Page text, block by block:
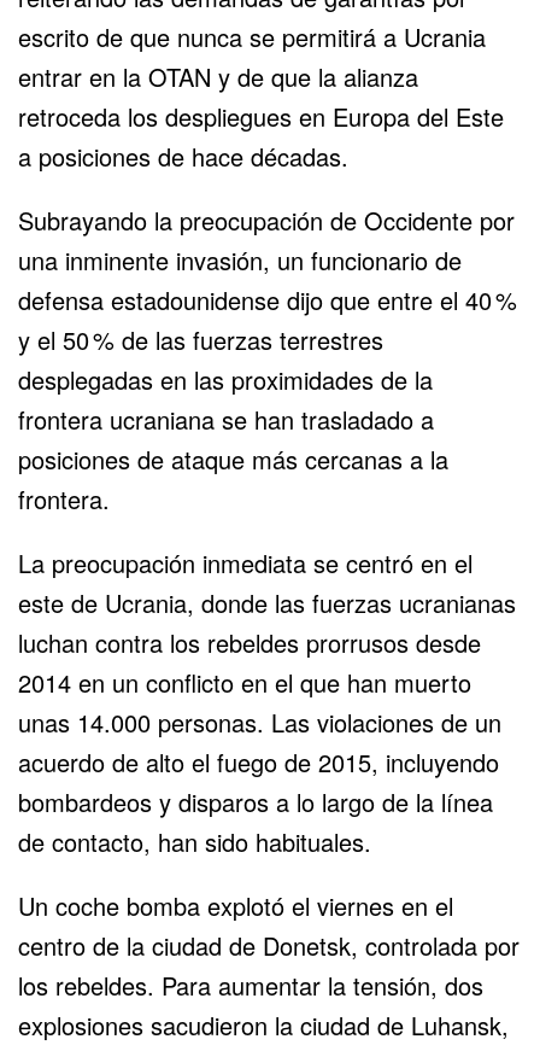
escrito de que nunca se permitirá a Ucrania
entrar en la OTAN y de que la alianza
retroceda los despliegues en Europa del Este
a posiciones de hace décadas.
Subrayando la preocupación de Occidente por
una inminente invasión, un funcionario de
defensa estadounidense dijo que entre el 40 %
y el 50 % de las fuerzas terrestres
desplegadas en las proximidades de la
frontera ucraniana se han trasladado a
posiciones de ataque más cercanas a la
frontera.
La preocupación inmediata se centró en el
este de Ucrania, donde las fuerzas ucranianas
luchan contra los rebeldes prorrusos desde
2014 en un conflicto en el que han muerto
unas 14.000 personas. Las violaciones de un
acuerdo de alto el fuego de 2015, incluyendo
bombardeos y disparos a lo largo de la línea
de contacto, han sido habituales.
Un coche bomba explotó el viernes en el
centro de la ciudad de Donetsk, controlada por
los rebeldes. Para aumentar la tensión, dos
explosiones sacudieron la ciudad de Luhansk,